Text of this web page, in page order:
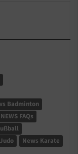
Badminton
NEWS FAQs
News Karate